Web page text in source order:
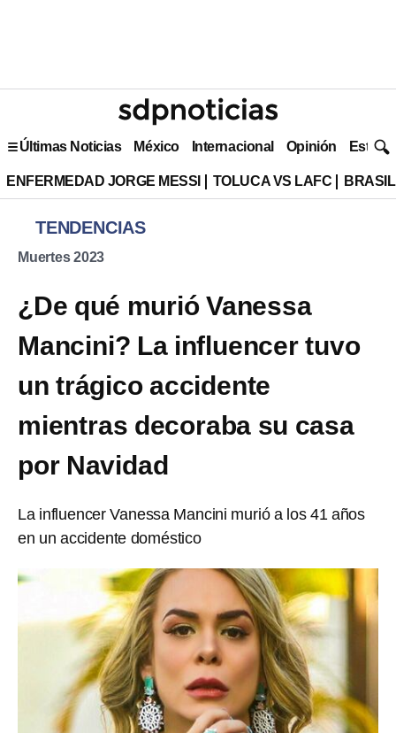
Últimas Noticias México Internacional Opinión Estilo
ENFERMEDAD JORGE MESSI TOLUCA VS LAFC
TENDENCIAS
Muertes 2023
¿De qué murió Vanessa
Mancini? La influencer tuvo
un trágico accidente
mientras decoraba su casa
por Navidad
La influencer Vanessa Mancini murió a los 41 años
en un accidente doméstico